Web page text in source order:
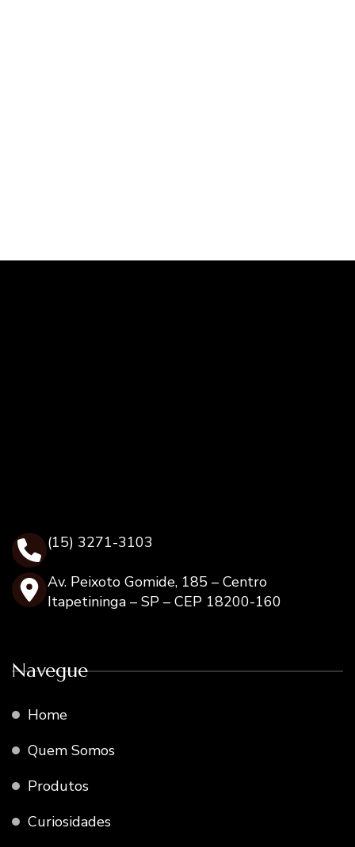
(15) 3271-3103
Av. Peixoto Gomide, 185 – Centro
Itapetininga – SP – CEP 18200-160
Navegue
Home
Quem Somos
Produtos
Curiosidades